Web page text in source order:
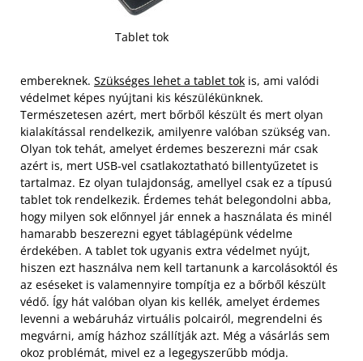
Tablet tok
embereknek. Szükséges lehet a tablet tok is, ami valódi
védelmet képes nyújtani kis készülékünknek.
Természetesen azért, mert bőrből készült és mert olyan
kialakítással rendelkezik, amilyenre valóban szükség van.
Olyan tok tehát, amelyet érdemes beszerezni már csak
azért is, mert USB-vel csatlakoztatható billentyűzetet is
tartalmaz. Ez olyan tulajdonság, amellyel csak ez a típusú
tablet tok rendelkezik. Érdemes tehát belegondolni abba,
hogy milyen sok előnnyel jár ennek a használata és minél
hamarabb beszerezni egyet táblagépünk védelme
érdekében. A tablet tok ugyanis extra védelmet nyújt,
hiszen ezt használva nem kell tartanunk a karcolásoktól és
az eséseket is valamennyire tompítja ez a bőrből készült
védő. Így hát valóban olyan kis kellék, amelyet érdemes
levenni a webáruház virtuális polcairól, megrendelni és
megvárni, amíg házhoz szállítják azt. Még a vásárlás sem
okoz problémát, mivel ez a legegyszerűbb módja.